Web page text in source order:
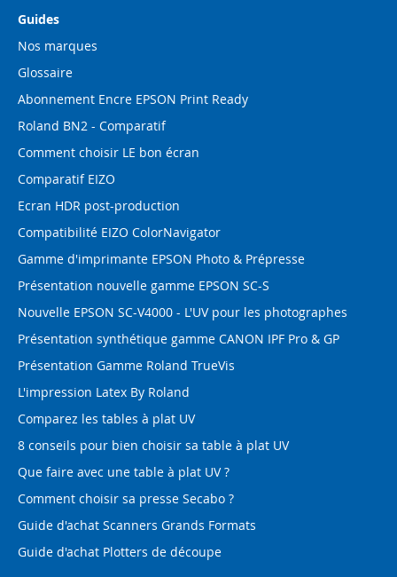
Guides
Nos marques
Glossaire
Abonnement Encre EPSON Print Ready
Roland BN2 - Comparatif
Comment choisir LE bon écran
Comparatif EIZO
Ecran HDR post-production
Compatibilité EIZO ColorNavigator
Gamme d'imprimante EPSON Photo & Prépresse
Présentation nouvelle gamme EPSON SC-S
Nouvelle EPSON SC-V4000 - L'UV pour les photographes
Présentation synthétique gamme CANON IPF Pro & GP
Présentation Gamme Roland TrueVis
L'impression Latex By Roland
Comparez les tables à plat UV
8 conseils pour bien choisir sa table à plat UV
Que faire avec une table à plat UV ?
Comment choisir sa presse Secabo ?
Guide d'achat Scanners Grands Formats
Guide d'achat Plotters de découpe